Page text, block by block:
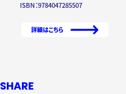
ISBN：9784047285507
詳細はこちら
SHARE